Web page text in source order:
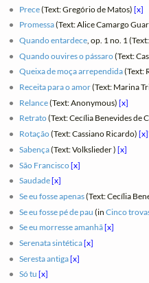
Prece(Text: Gregório de Matos)[x]
Promessa(Text: Alice Camargo
Quando entardece, op. 1 no. 1
Quando ouvires o pássaro(Text:
Queixa de moça arrependida(Text:
Receita para o amor(Text: Marina
Relance(Text: Anonymous)[x]
Retrato(Text: Cecília Benevides de
Rotação(Text: Cassiano Ricardo)[x]
Sabença(Text: Volkslieder )[x]
São Francisco[x]
Saudade[x]
Se eu fosse apenas(Text: Cecília
Se eu fosse pé de pau (inCinco
Se eu morresse amanhã[x]
Serenata sintética[x]
Seresta antiga[x]
Só tu [x]